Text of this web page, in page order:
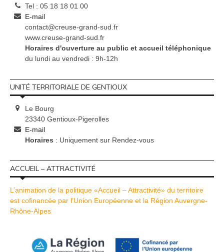
Tel : 05 18 18 01 00
E-mail
contact@creuse-grand-sud.fr
www.creuse-grand-sud.fr
Horaires d'ouverture au public et accueil téléphonique
du lundi au vendredi : 9h-12h
UNITÉ TERRITORIALE DE GENTIOUX
Le Bourg
23340 Gentioux-Pigerolles
E-mail
Horaires : Uniquement sur Rendez-vous
ACCUEIL – ATTRACTIVITÉ
L’animation de la politique «Accueil – Attractivité» du territoire
est cofinancée par l’Union Européenne et la Région Auvergne-
Rhône-Alpes